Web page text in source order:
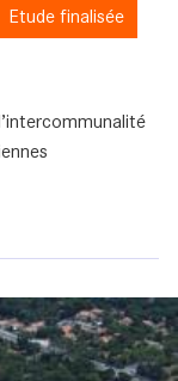
Etude finalisée